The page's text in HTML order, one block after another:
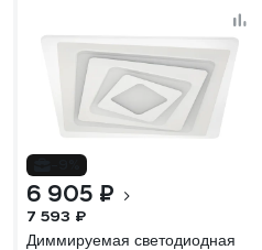
6 905 ₽
7 593 ₽
Диммируемая светодиодная